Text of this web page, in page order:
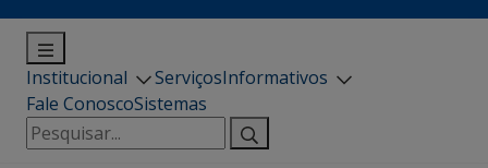
Institucional ServiçosInformativos
Fale ConoscoSistemas
Pesquisar
por: